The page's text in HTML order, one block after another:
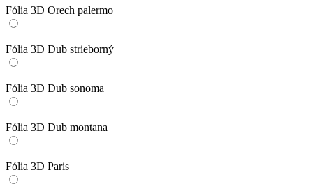
Fólia 3D Orech palermo
Fólia 3D Dub strieborný
Fólia 3D Dub sonoma
Fólia 3D Dub montana
Fólia 3D Paris